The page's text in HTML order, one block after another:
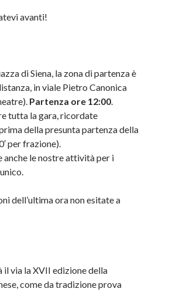
avanti!
di Siena, la zona di partenza è
in viale Pietro Canonica
Partenza ore 12:00.
tutta la gara, ricordate
della presunta partenza della
per frazione).
anche le nostre attività per i
dell’ultima ora non esitate a
via la XVII edizione della
come da tradizione prova